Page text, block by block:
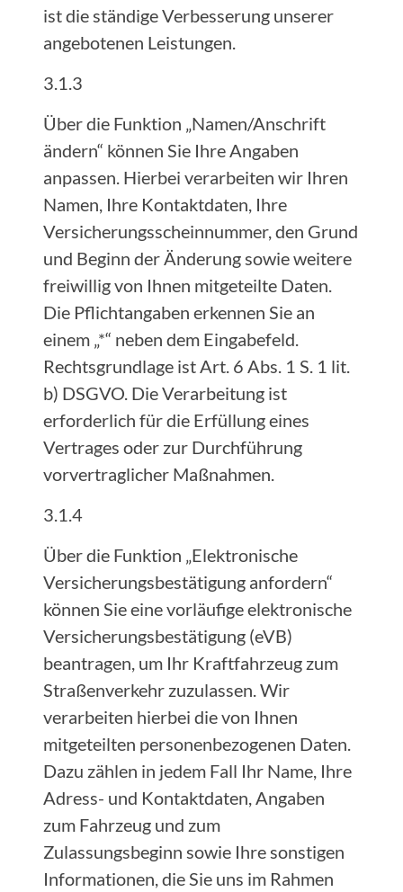
ist die ständige Verbesserung unserer
angebotenen Leistungen.
3.1.3
Über die Funktion „Namen/Anschrift
ändern“ können Sie Ihre Angaben
anpassen. Hierbei verarbeiten wir Ihren
Namen, Ihre Kontaktdaten, Ihre
Versicherungsscheinnummer, den Grund
und Beginn der Änderung sowie weitere
freiwillig von Ihnen mitgeteilte Daten.
Die Pflichtangaben erkennen Sie an
einem „*“ neben dem Eingabefeld.
Rechtsgrundlage ist Art. 6 Abs. 1 S. 1 lit.
b) DSGVO. Die Verarbeitung ist
erforderlich für die Erfüllung eines
Vertrages oder zur Durchführung
vorvertraglicher Maßnahmen.
3.1.4
Über die Funktion „Elektronische
Versicherungsbestätigung anfordern“
können Sie eine vorläufige elektronische
Versicherungsbestätigung (eVB)
beantragen, um Ihr Kraftfahrzeug zum
Straßenverkehr zuzulassen. Wir
verarbeiten hierbei die von Ihnen
mitgeteilten personenbezogenen Daten.
Dazu zählen in jedem Fall Ihr Name, Ihre
Adress- und Kontaktdaten, Angaben
zum Fahrzeug und zum
Zulassungsbeginn sowie Ihre sonstigen
Informationen, die Sie uns im Rahmen